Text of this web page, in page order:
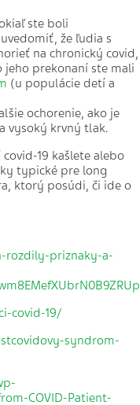
ste boli
že ľudia s
na chronický covid,
jeho prekonaní ste mali
(u populácie detí a
ochorenie, ako je
vysoký krvný tlak.
19 kašlete alebo
typické pre long
ktorý posúdi, či ide o
rozdily-priznaky-a-
covid-19/
syndrom-
COVID-Patient-